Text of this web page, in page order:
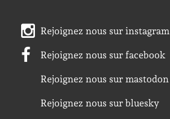
Rejoignez nous sur instagram
Rejoignez nous sur facebook
Rejoignez nous sur mastodon
Rejoignez nous sur bluesky